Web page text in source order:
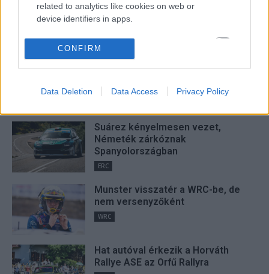
related to analytics like cookies on web or
device identifiers in apps.
I want to allow Google to enable storage
related to functionality of the website or app.
related to personalization.
I want to allow Google to enable storage
related to security, including authentication
functionality and fraud prevention, and other
user protection.
CONFIRM
Data Deletion Data Access Privacy Policy
FRISS
Suárez nyerte meg az ERC-
Suárez kényelmesen vezet,
Németék zárkóznak
Spanyolországban
ERC
Munster visszatér a WRC-be, de
nem versenyzőként
WRC
Hat autóval érkezik a Horváth
Rallye ASE az Orfű Rallyra